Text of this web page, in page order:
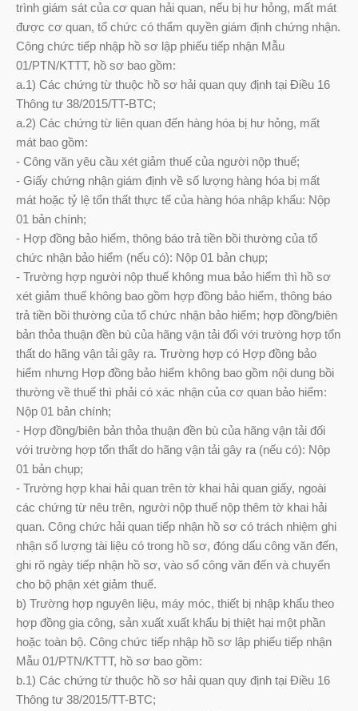
trình giám sát của cơ quan hải quan, nếu bị hư hỏng, mất mát
được cơ quan, tổ chức có thẩm quyền giám định chứng nhận.
Công chức tiếp nhập hồ sơ lập phiếu tiếp nhận Mẫu
01/PTN/KTTT, hồ sơ bao gồm:
a.1) Các chứng từ thuộc hồ sơ hải quan quy định tại Điều 16
Thông tư 38/2015/TT-BTC;
a.2) Các chứng từ liên quan đến hàng hóa bị hư hỏng, mất
mát bao gồm:
- Công văn yêu cầu xét giảm thuế của người nộp thuế;
- Giấy chứng nhận giám định về số lượng hàng hóa bị mất
mát hoặc tỷ lệ tổn thất thực tế của hàng hóa nhập khẩu: Nộp
01 bản chính;
- Hợp đồng bảo hiểm, thông báo trả tiền bồi thường của tổ
chức nhận bảo hiểm (nếu có): Nộp 01 bản chụp;
- Trường hợp người nộp thuế không mua bảo hiểm thì hồ sơ
xét giảm thuế không bao gồm hợp đồng bảo hiểm, thông báo
trả tiền bồi thường của tổ chức nhận bảo hiểm; hợp đồng/biên
bản thỏa thuận đền bù của hãng vận tải đối với trường hợp tổn
thất do hãng vận tải gây ra. Trường hợp có Hợp đồng bảo
hiểm nhưng Hợp đồng bảo hiểm không bao gồm nội dung bồi
thường về thuế thì phải có xác nhận của cơ quan bảo hiểm:
Nộp 01 bản chính;
- Hợp đồng/biên bản thỏa thuận đền bù của hãng vận tải đối
với trường hợp tổn thất do hãng vận tải gây ra (nếu có): Nộp
01 bản chụp;
- Trường hợp khai hải quan trên tờ khai hải quan giấy, ngoài
các chứng từ nêu trên, người nộp thuế nộp thêm tờ khai hải
quan. Công chức hải quan tiếp nhận hồ sơ có trách nhiệm ghi
nhận số lượng tài liệu có trong hồ sơ, đóng dấu công văn đến,
ghi rõ ngày tiếp nhận hồ sơ, vào sổ công văn đến và chuyển
cho bộ phận xét giảm thuế.
b) Trường hợp nguyên liệu, máy móc, thiết bị nhập khẩu theo
hợp đồng gia công, sản xuất xuất khẩu bị thiệt hại một phần
hoặc toàn bộ. Công chức tiếp nhập hồ sơ lập phiếu tiếp nhận
Mẫu 01/PTN/KTTT, hồ sơ bao gồm:
b.1) Các chứng từ thuộc hồ sơ hải quan quy định tại Điều 16
Thông tư 38/2015/TT-BTC;